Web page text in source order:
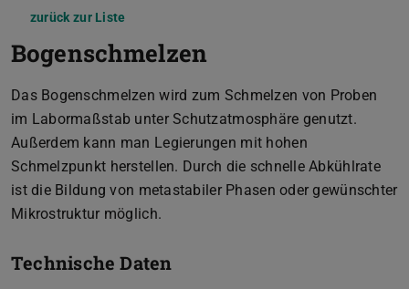
zurück zur Liste
Bogenschmelzen
Das Bogenschmelzen wird zum Schmelzen von Proben
im Labormaßstab unter Schutzatmosphäre genutzt.
Außerdem kann man Legierungen mit hohen
Schmelzpunkt herstellen. Durch die schnelle Abkühlrate
ist die Bildung von metastabiler Phasen oder gewünschter
Mikrostruktur möglich.
Technische Daten